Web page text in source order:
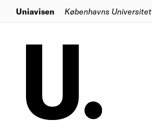
Uniavisen Københavns Universitet